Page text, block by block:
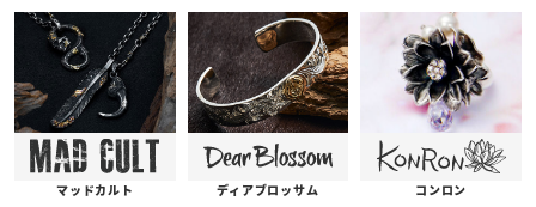
マッドカルト ディアブロッサム コンロン